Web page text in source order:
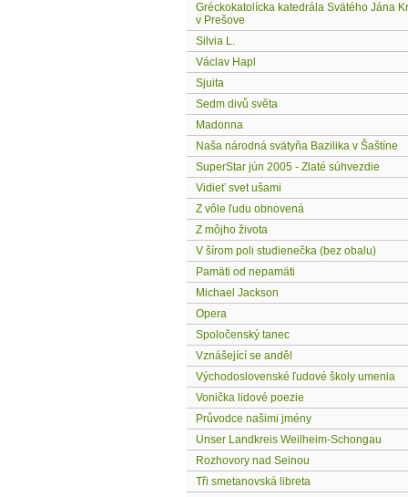
Gréckokatolícka katedrála Svätého Jána
v Prešove
Silvia L.
Václav Hapl
Sjuita
Sedm divů světa
Madonna
Naša národná svätyňa Bazilika v Šaštíne
SuperStar jún 2005 - Zlaté súhvezdie
Vidieť svet ušami
Z vôle ľudu obnovená
Z môjho života
V šírom poli studienečka (bez obalu)
Pamäti od nepamäti
Michael Jackson
Opera
Spoločenský tanec
Vznášející se anděl
Východoslovenské ľudové školy umenia
Vonička lidové poezie
Průvodce našimi jmény
Unser Landkreis Weilheim-Schongau
Rozhovory nad Seinou
Tři smetanovská libreta